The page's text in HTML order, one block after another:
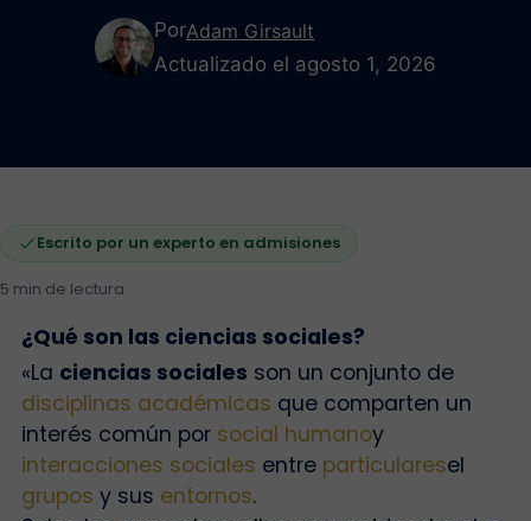
PorAdam Girsault
Actualizado el agosto 1, 2026
Escrito por un experto en admisiones
5 min de lectura
¿Qué son las ciencias sociales?
«La ciencias sociales son un conjunto de
disciplinas académicas que comparten un
interés común por social humanoy
interacciones sociales entre particularesel
grupos y sus entornos.